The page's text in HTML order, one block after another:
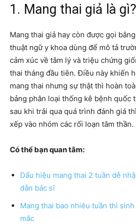
1. Mang thai giả là gì?
Mang thai giả hay còn được gọi
thuật ngữ y khoa dùng để mô tả
cảm xúc về tâm lý và triệu chứng
thai tháng đầu tiên. Điều này khiến
mang thai nhưng sự thật thì hoàn
bảng phân loại thống kê bệnh quốc
sau khi trải qua quá trình đánh giá
xếp vào nhóm các rối loạn tâm thần.
Có thể bạn quan tâm:
Dấu hiệu mang thai 2 tuần dễ
dẫn bác sĩ
Mang thai bao nhiêu tuần thì
mắc